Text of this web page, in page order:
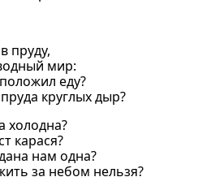
пруду,
мир:
еду?
круглых дыр?
холодна?
карася?
нам одна?
за небом нельзя?